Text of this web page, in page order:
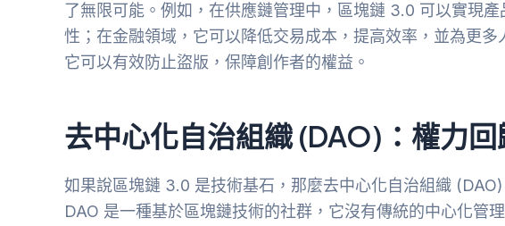
了無限可能。例如，在供應鏈管理中，區塊鏈 3.0 可以實現
性；在金融領域，它可以降低交易成本，提高效率，並為更多
它可以有效防止盜版，保障創作者的權益。
去中心化自治組織 (DAO)：權力回
如果說區塊鏈 3.0 是技術基石，那麼去中心化自治組織
DAO 是一種基於區塊鏈技術的社群，它沒有傳統的中心化管